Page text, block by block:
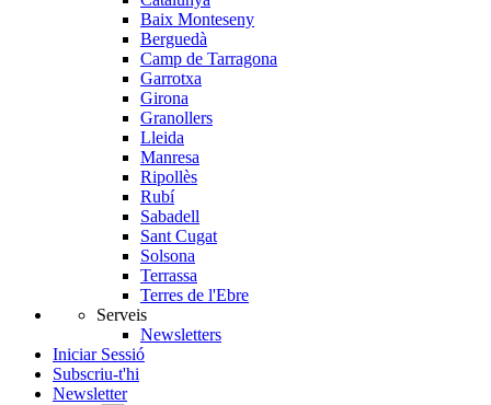
Baix Monteseny
Berguedà
Camp de Tarragona
Garrotxa
Girona
Granollers
Lleida
Manresa
Ripollès
Rubí
Sabadell
Sant Cugat
Solsona
Terrassa
Terres de l'Ebre
Serveis
Newsletters
Iniciar Sessió
Subscriu-t'hi
Newsletter